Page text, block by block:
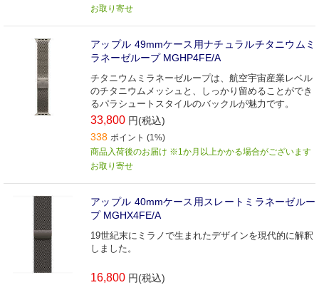
お取り寄せ
アップル 49mmケース用ナチュラルチタニウムミ
ラネーゼループ MGHP4FE/A
チタニウムミラネーゼループは、航空宇宙産業レベル
のチタニウムメッシュと、しっかり留めることができ
るパラシュートスタイルのバックルが魅力です。
33,800 円(税込)
338 ポイント (1%)
商品入荷後のお届け ※1か月以上かかる場合がございます
お取り寄せ
アップル 40mmケース用スレートミラネーゼルー
プ MGHX4FE/A
19世紀末にミラノで生まれたデザインを現代的に解釈
しました。
16,800 円(税込)